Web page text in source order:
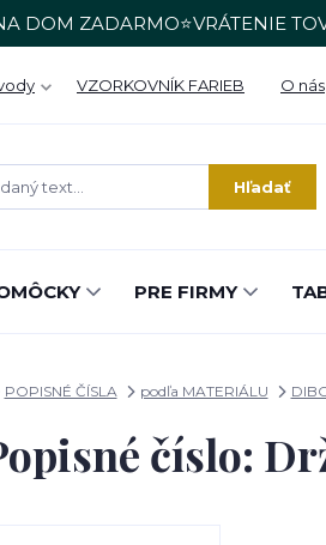
DOM ZADARMO⭐VRÁTENIE
VZORKOVNÍK FARIEB O nás
Hľadať
PRE FIRMY
POPISNÉ ČÍSLA podľa MATERIÁLU
číslo: